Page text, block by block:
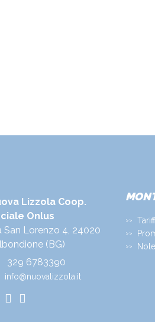
Lizzola Coop.
Onlus
San Lorenzo 4, 24020
(BG)
6783390
info@nuovalizzola.it